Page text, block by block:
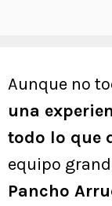
Aunque no
una
todo lo que
equipo
Pancho